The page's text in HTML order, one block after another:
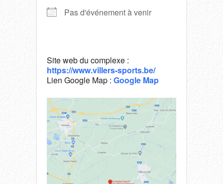
Pas d'événement à venir
Site web du complexe :
https://www.villers-sports.be/
Lien Google Map : Google Map